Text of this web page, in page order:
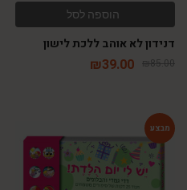
הוספה לסל
דנידון לא אוהב ללכת לישון
₪85.00
₪39.00